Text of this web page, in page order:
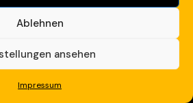
Ablehnen
ansehen
Impressum
Rotary
4 Gang Menü 150 Gäste